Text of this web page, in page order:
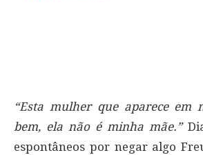
“Esta mulher que aparece em
bem, ela não é minha mãe.”
espontâneos por negar algo